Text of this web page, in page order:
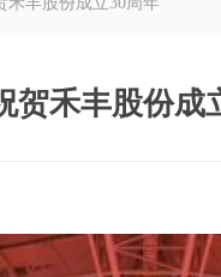
贺禾丰股份成